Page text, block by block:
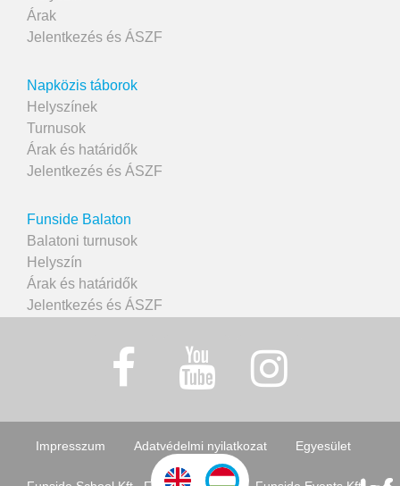
Árak
Jelentkezés és ÁSZF
Napközis táborok
Helyszínek
Turnusok
Árak és határidők
Jelentkezés és ÁSZF
Funside Balaton
Balatoni turnusok
Helyszín
Árak és határidők
Jelentkezés és ÁSZF
Impresszum Adatvédelmi nyilatkozat Egyesület